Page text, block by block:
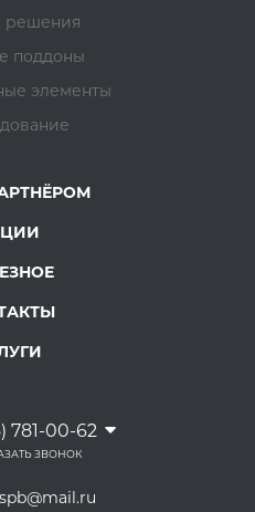
решения
поддоны
элементы
781-00-62
ЗВОНОК